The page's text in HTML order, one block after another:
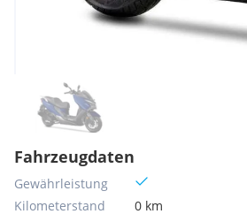
Fahrzeugdaten
Gewährleistung
Kilometerstand
0 km